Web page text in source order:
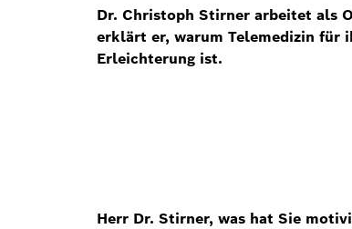
Dr. Christoph Stirner arbeitet als
erklärt er, warum Telemedizin für
Erleichterung ist.
Herr Dr. Stirner, was hat Sie